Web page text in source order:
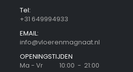
Tel:
+31 649994933
EMAIL:
info@vloerenmagnaat.nl
OPENINGSTIJDEN
Ma - Vr 10:00 - 21:00